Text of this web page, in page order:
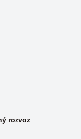
rozvoz